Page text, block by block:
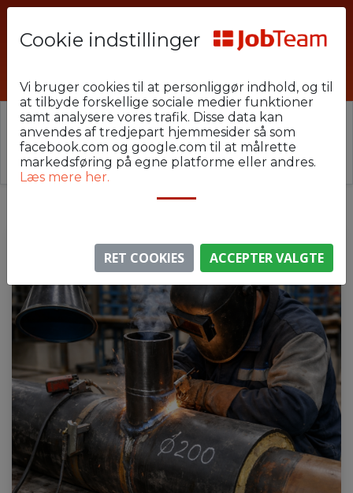
⚠️ Denne jobannonce er udløbet.
Stillingen er ikke længere aktiv, men du kan
lignende annoncer her.
Cookie indstillinger
Vi bruger cookies til at personliggør indhold, og til
at tilbyde forskellige sociale medier funktioner
samt analysere vores trafik. Disse data kan
anvendes af tredjepart hjemmesider så som
facebook.com og google.com til at målrette
markedsføring på egne platforme eller andres.
Læs mere her.
RET COOKIES ACCEPTER VALGTE